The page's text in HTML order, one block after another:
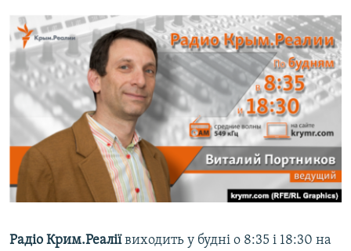
Усі сайти RFE/RL
Радіо Крим.Реаліївиходить у будні о 8:35 і 18:30 на